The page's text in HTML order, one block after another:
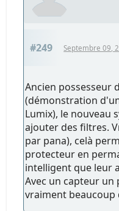
#249 Septembre 09,
Ancien possesseur
(démonstration
Lumix), le nouveau
ajouter des filtres.
par pana), celà
protecteur en
intelligent que leur
Avec un capteur
vraiment beaucoup